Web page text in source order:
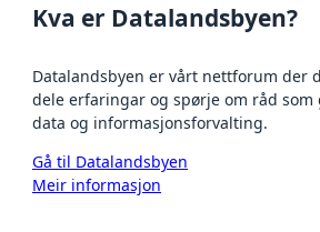
Kva er Datalandsbyen?
Datalandsbyen er vårt nettforum der
dele erfaringar og spørje om råd
data og informasjonsforvalting.
Gå til Datalandsbyen
Meir informasjon